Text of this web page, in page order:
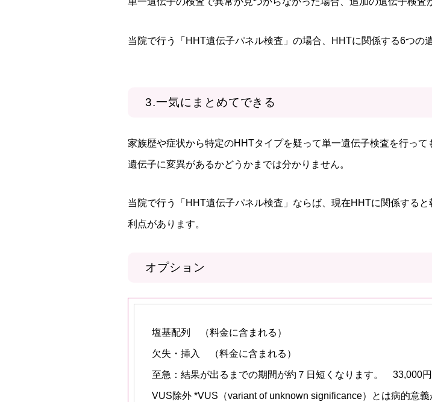
当院で行う「HHT遺伝子パネル検査」の場合、HHTに関係する6つの
3.一気にまとめてできる
家族歴や症状から特定のHHTタイプを疑って単一遺伝子検査を行っ
遺伝子に変異があるかどうかまでは分かりません。
当院で行う「HHT遺伝子パネル検査」ならば、現在HHTに関係する
利点があります。
オプション
塩基配列 （料金に含まれる）
欠失・挿入 （料金に含まれる）
至急：結果が出るまでの期間が約７日短くなります。 33,000円
VUS除外 *VUS（variant of unknown significance）とは病的意